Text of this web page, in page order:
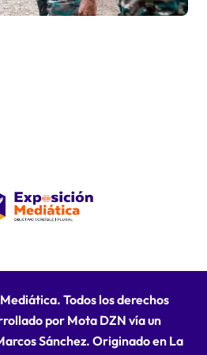
Todos los derechos
por Mota DZN vía un
Sánchez. Originado en La